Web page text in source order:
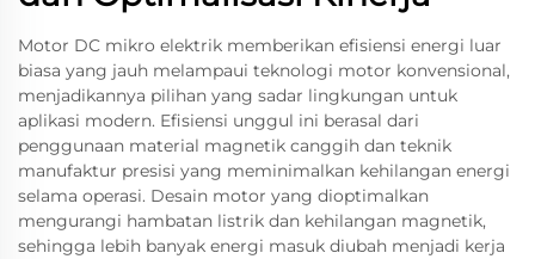
Motor DC mikro elektrik memberikan efisiensi energi luar
biasa yang jauh melampaui teknologi motor konvensional,
menjadikannya pilihan yang sadar lingkungan untuk
aplikasi modern. Efisiensi unggul ini berasal dari
penggunaan material magnetik canggih dan teknik
manufaktur presisi yang meminimalkan kehilangan energi
selama operasi. Desain motor yang dioptimalkan
mengurangi hambatan listrik dan kehilangan magnetik,
sehingga lebih banyak energi masuk diubah menjadi kerja